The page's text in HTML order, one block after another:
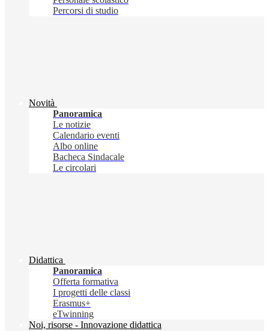
Percorsi di studio
Novità
Panoramica
Le notizie
Calendario eventi
Albo online
Bacheca Sindacale
Le circolari
Didattica
Panoramica
Offerta formativa
I progetti delle classi
Erasmus+
eTwinning
Noi, risorse - Innovazione didattica